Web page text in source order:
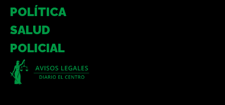
POLÍTICA
SALUD
POLICIAL